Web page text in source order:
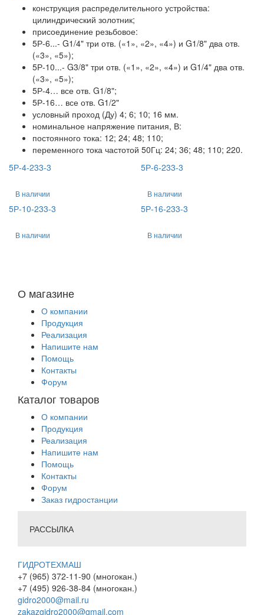
конструкция распределительного устройства:
цилиндрический золотник;
присоединение резьбовое:
5Р-6...- G1/4" три отв. («1», «2», «4») и G1/8" два отв.
(«3», «5»);
5Р-10...- G3/8" три отв. («1», «2», «4») и G1/4" два отв.
(«3», «5»);
5Р-4… все отв. G1/8";
5Р-16… все отв. G1/2"
условный проход (Ду) 4; 6; 10; 16 мм.
номинальное напряжение питания, В:
постоянного тока: 12; 24; 48; 110;
переменного тока частотой 50Гц: 24; 36; 48; 110; 220.
5Р-4-233-3
В наличии
5Р-6-233-3
В наличии
5Р-10-233-3
В наличии
5Р-16-233-3
В наличии
О магазине
О компании
Продукция
Реализация
Напишите нам
Помощь
Контакты
Форум
Каталог товаров
О компании
Продукция
Реализация
Напишите нам
Помощь
Контакты
Форум
Заказ гидростанции
РАССЫЛКА
ГИДРОТЕХМАШ
+7 (965) 372-11-90 (многокан.)
+7 (495) 926-38-84 (многокан.)
gidro2000@mail.ru
zakazgidro2000@gmail.com